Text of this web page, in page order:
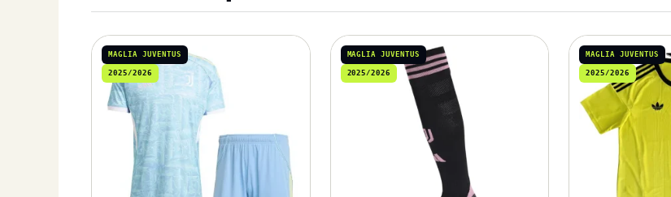
MAGLIA JUVENTUS
2025/2026
MAGLIA JUVENTUS
2025/2026
MAGLIA JUVENTUS
2025/2026